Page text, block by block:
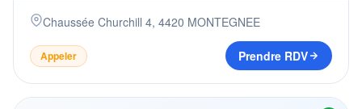
Chaussée Churchill 4, 4420 MONTEGNEE
Appeler Prendre RDV